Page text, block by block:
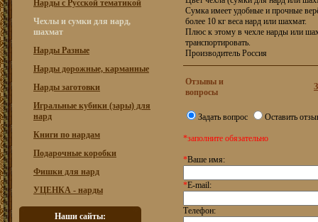
Нарды с Русской тематикой
Чехлы и сумки для нард,
шахмат
Нарды Разные
Нарды дорожные, карманные
Нарды заготовки
Игральные кубики (зары) для
нард
Книги по нардам
Подарочные коробки
Фишки для нард
УЦЕНКА - нарды
Наши сайты:
Сумка имеет удобные и прочные
более 10 кг веса нард или шахмат.
Плюс к этому в чехле нарды или
транспортировать.
Производитель Россия
Отзывы и
вопросы
Задать вопрос Оставить
*заполните обязательно
*Ваше имя:
*E-mail:
Телефон: